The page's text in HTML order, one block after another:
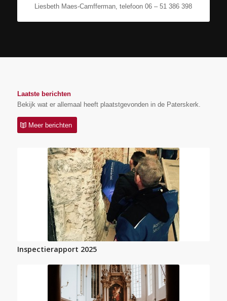
Liesbeth Maes-Camfferman, telefoon 06 – 51 386 398
Laatste berichten
Bekijk wat er allemaal heeft plaatstgevonden in de Paterskerk.
Meer berichten
Inspectierapport 2025